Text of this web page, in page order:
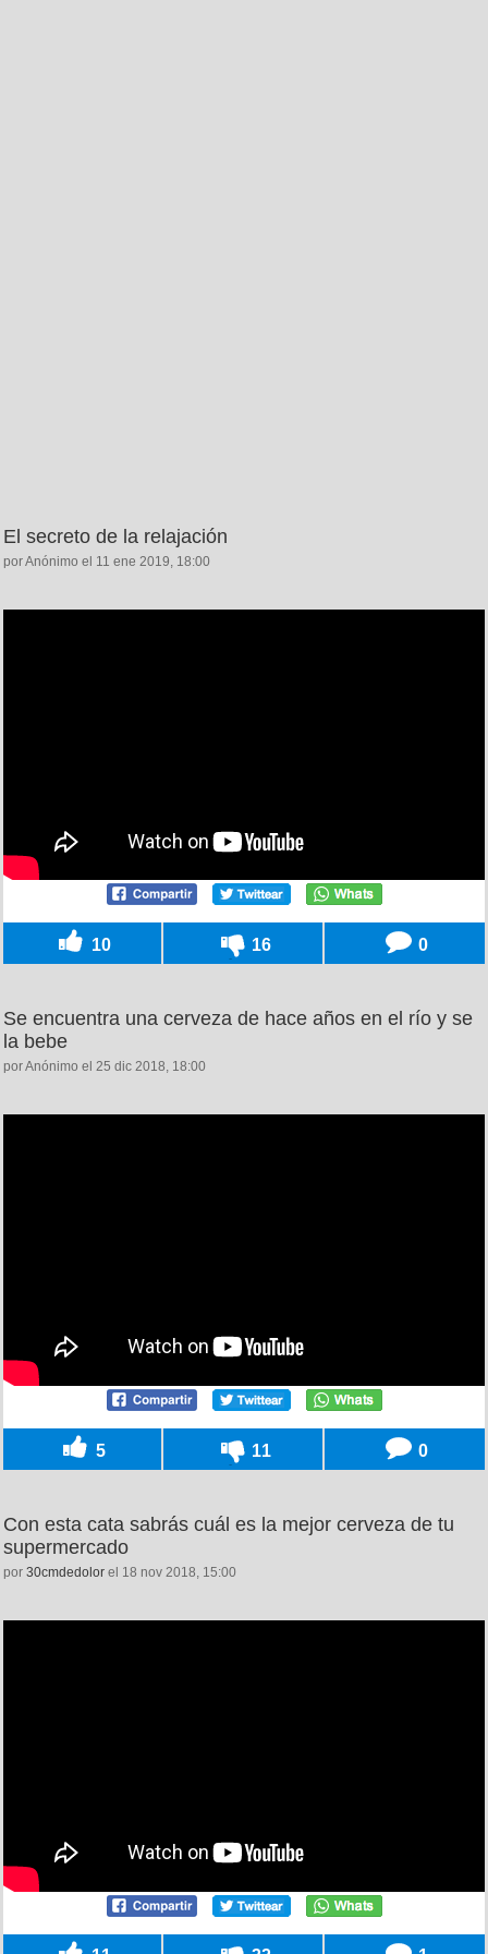
El secreto de la relajación
por Anónimo el 11 ene 2019, 18:00
10 16 0
Se encuentra una cerveza de hace años en el río y se
la bebe
por Anónimo el 25 dic 2018, 18:00
5 11 0
Con esta cata sabrás cuál es la mejor cerveza de tu
supermercado
por 30cmdedolor el 18 nov 2018, 15:00